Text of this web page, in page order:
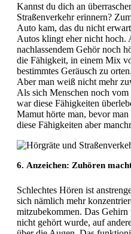
Kannst du dich an
Straßenverkehr erinnern?
Auto kam, das du nicht
Autos klingt eher nicht hoch.
nachlassendem Gehör noch
die Fähigkeit, in einem Mix
bestimmtes Geräusch zu
Aber man weiß nicht mehr
Als sich Menschen noch vom
war diese Fähigkeiten
Mamut hörte man, bevor
diese Fähigkeiten aber
6. Anzeichen: Zuhören
Schlechtes Hören ist
sich nämlich mehr
mitzubekommen. Das Gehirn
nicht gehört wurde, auf